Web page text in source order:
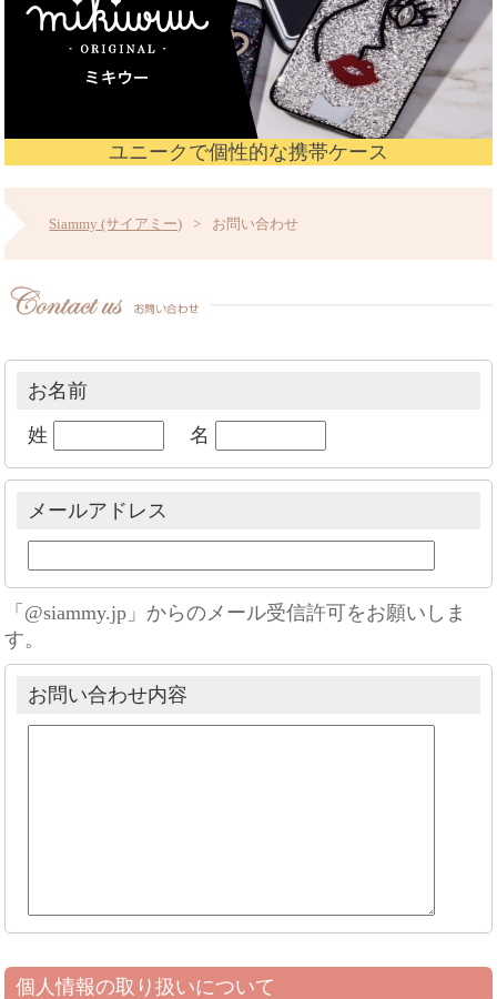
ユニークで個性的な携帯ケース
Siammy (サイアミー) > お問い合わせ
お名前
姓
名
メールアドレス
「@siammy.jp」からのメール受信許可をお願いしま
す。
お問い合わせ内容
個人情報の取り扱いについて